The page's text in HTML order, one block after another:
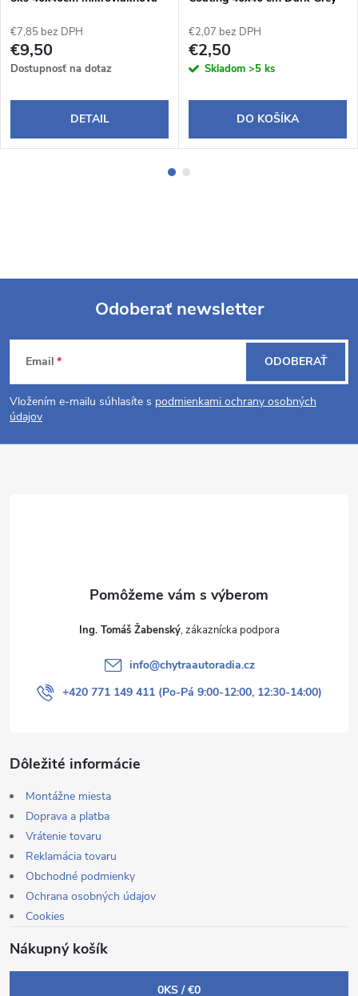
€7,85 bez DPH
€9,50
Dostupnosť na dotaz
DETAIL
€2,07 bez DPH
€2,50
Skladom >5 ks
DO KOŠÍKA
Z
á
p
Odoberať newsletter
Email
Vložením e-mailu súhlasíte s podmienkami ochrany osobných
údajov
ODOBERAŤ
Ing. Tomáš Žabenský
info@chytraautoradia.cz
+420 771 149 411 (Po-Pá 9:00-12:00, 12:30-14:00)
Dôležité informácie
Montážne miesta
Doprava a platba
Vrátenie tovaru
Reklamácia tovaru
Obchodné podmienky
Ochrana osobných údajov
Cookies
Nákupný košík
0KS /€0